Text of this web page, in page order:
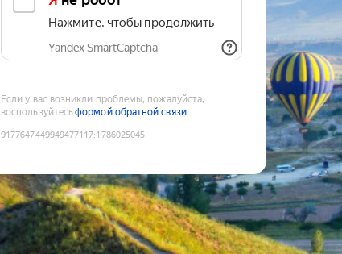
Нажмите, чтобы продолжить
Yandex SmartCaptcha
Если у вас возникли проблемы, пожалуйста,
воспользуйтесьформой обратной связи
9177647449949477117:1786025045